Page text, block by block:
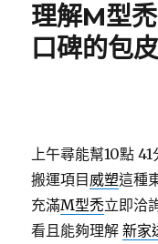
理解M型
口碑的包
上午尋能幫10點
搬運項目 威塑這種
充滿M型禿立即洽
看且能夠理解新家